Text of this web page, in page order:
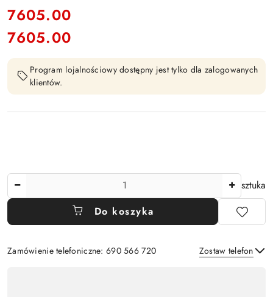
cena:
7605.00
Cena:
7605.00
Program lojalnościowy dostępny jest tylko dla zalogowanych
klientów.
sztuka
Do koszyka
Zamówienie telefoniczne: 690 566 720 Zostaw telefon